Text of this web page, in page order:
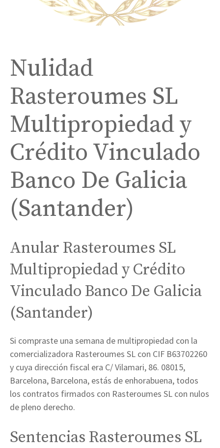
Nulidad
Rasteroumes SL
Multipropiedad y
Crédito Vinculado
Banco De Galicia
(Santander)
Anular Rasteroumes SL
Multipropiedad y Crédito
Vinculado Banco De Galicia
(Santander)
Si compraste una semana de multipropiedad con la
comercializadora Rasteroumes SL con CIF B63702260
y cuya dirección fiscal era C/ Vilamari, 86. 08015,
Barcelona, Barcelona, estás de enhorabuena, todos
los contratos firmados con Rasteroumes SL con nulos
de pleno derecho.
Sentencias Rasteroumes SL